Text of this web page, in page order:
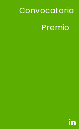
Convocatoria
Premio